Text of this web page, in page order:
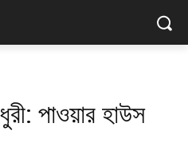
পাওয়ার হাউস